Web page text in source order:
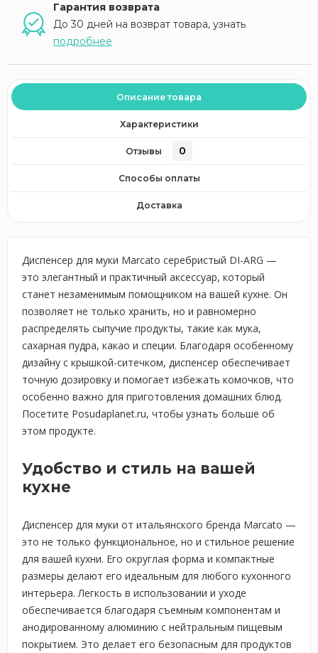
Гарантия возврата
До 30 дней на возврат товара, узнать
подробнее
Описание товара
Характеристики
Отзывы 0
Способы оплаты
Доставка
Диспенсер для муки Marcato серебристый DI-ARG —
это элегантный и практичный аксессуар, который
станет незаменимым помощником на вашей кухне. Он
позволяет не только хранить, но и равномерно
распределять сыпучие продукты, такие как мука,
сахарная пудра, какао и специи. Благодаря особенному
дизайну с крышкой-ситечком, диспенсер обеспечивает
точную дозировку и помогает избежать комочков, что
особенно важно для приготовления домашних блюд.
Посетите Posudaplanet.ru, чтобы узнать больше об
этом продукте.
Удобство и стиль на вашей
кухне
Диспенсер для муки от итальянского бренда Marcato —
это не только функциональное, но и стильное решение
для вашей кухни. Его округлая форма и компактные
размеры делают его идеальным для любого кухонного
интерьера. Легкость в использовании и уходе
обеспечивается благодаря съемным компонентам и
анодированному алюминию с нейтральным пищевым
покрытием. Это делает его безопасным для продуктов